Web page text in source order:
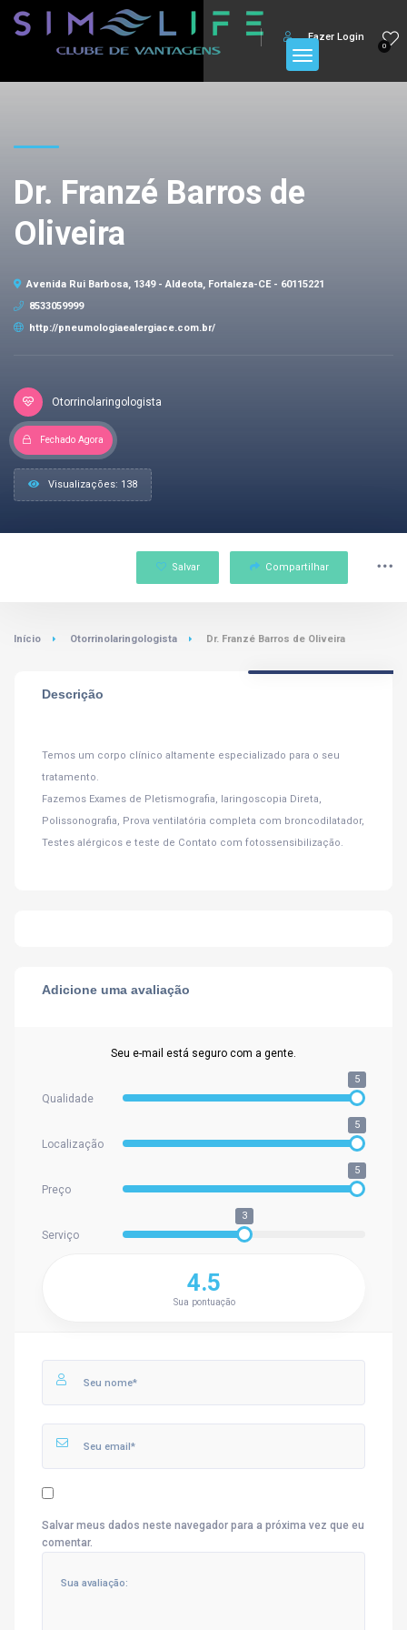
0
Fazer Login
Dr. Franzé Barros de
Oliveira
Avenida Rui Barbosa, 1349 - Aldeota, Fortaleza-CE - 60115221
8533059999
http://pneumologiaealergiace.com.br/
Otorrinolaringologista
Fechado Agora
Visualizações: 138
Salvar Compartilhar
Início Otorrinolaringologista Dr. Franzé Barros de Oliveira
Descrição
Temos um corpo clínico altamente especializado para o seu
tratamento.
Fazemos Exames de Pletismografia, laringoscopia Direta,
Polissonografia, Prova ventilatória completa com broncodilatador,
Testes alérgicos e teste de Contato com fotossensibilização.
Adicione uma avaliação
Seu e-mail está seguro com a gente.
Qualidade
5
Localização
5
Preço
5
Serviço
3
4.5
Sua pontuação
Salvar meus dados neste navegador para a próxima vez que eu
comentar.